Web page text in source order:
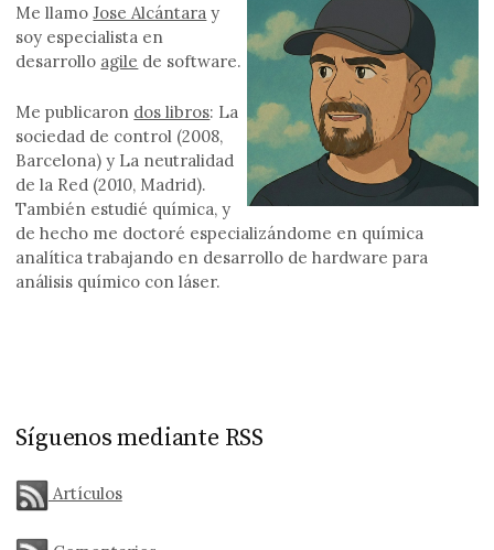
Me llamoJose Alcántara y
soy especialista en
desarrollo agile de software.
Me publicaron dos libros: La
sociedad de control (2008,
Barcelona) y La neutralidad
de la Red (2010, Madrid).
También estudié química, y
de hecho me doctoré especializándome en química
analítica trabajando en desarrollo de hardware para
análisis químico con láser.
Síguenos mediante RSS
Artículos